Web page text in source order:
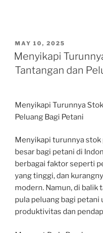
POSTED
ON
MAY 10, 2025
Menyikapi
Tantangan dan
Menyikapi Turunnya
Peluang Bagi Petani
Menyikapi turunnya
besar bagi petani di
berbagai faktor seperti
yang tinggi, dan
modern. Namun, di
pula peluang bagi
produktivitas dan